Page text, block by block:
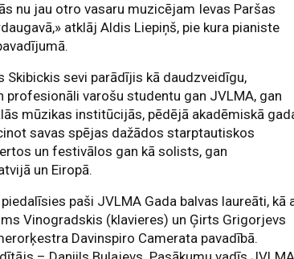
nu jau otro vasaru muzicējam Ievas Paršas
atklāj Aldis Liepiņš, pie kura pianiste
Skibickis sevi parādījis kā daudzveidīgu,
profesionāli varošu studentu gan JVLMA, gan
mūzikas institūcijās, pēdējā akadēmiskā
savas spējas dažādos starptautiskos
un festivālos gan kā solists, gan
un Eiropā.
paši JVLMA Gada balvas laureāti, kā
Vinogradskis (klavieres) un Ģirts Grigorjevs
Davinspiro Camerata pavadībā.